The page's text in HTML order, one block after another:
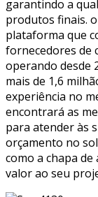
garantindo a
produtos finais.
plataforma que
fornecedores de
operando desde
mais de 1,6
experiência no
encontrará as
para atender às
orçamento no
como a chapa
valor ao seu